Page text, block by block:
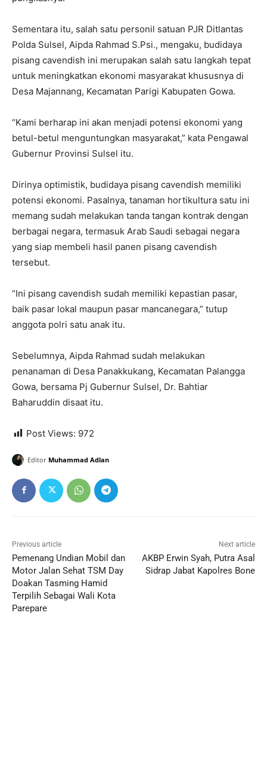
Sementara itu, salah satu personil satuan PJR Ditlantas
Polda Sulsel, Aipda Rahmad S.Psi., mengaku, budidaya
pisang cavendish ini merupakan salah satu langkah tepat
untuk meningkatkan ekonomi masyarakat khususnya di
Desa Majannang, Kecamatan Parigi Kabupaten Gowa.
“Kami berharap ini akan menjadi potensi ekonomi yang
betul-betul menguntungkan masyarakat,” kata Pengawal
Gubernur Provinsi Sulsel itu.
Dirinya optimistik, budidaya pisang cavendish memiliki
potensi ekonomi. Pasalnya, tanaman hortikultura satu ini
memang sudah melakukan tanda tangan kontrak dengan
berbagai negara, termasuk Arab Saudi sebagai negara
yang siap membeli hasil panen pisang cavendish
tersebut.
“Ini pisang cavendish sudah memiliki kepastian pasar,
baik pasar lokal maupun pasar mancanegara,” tutup
anggota polri satu anak itu.
Sebelumnya, Aipda Rahmad sudah melakukan
penanaman di Desa Panakkukang, Kecamatan Palangga
Gowa, bersama Pj Gubernur Sulsel, Dr. Bahtiar
Baharuddin disaat itu.
Post Views: 972
Editor Muhammad Adlan
Previous article
Pemenang Undian Mobil dan
Motor Jalan Sehat TSM Day
Doakan Tasming Hamid
Terpilih Sebagai Wali Kota
Parepare
Next article
AKBP Erwin Syah, Putra Asal
Sidrap Jabat Kapolres Bone